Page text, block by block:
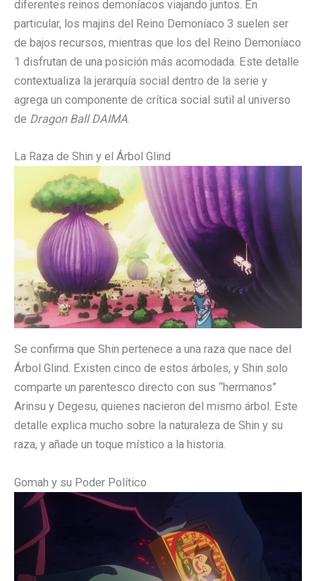
diferentes reinos demoníacos viajando juntos. En
particular, los majins del Reino Demoníaco 3 suelen ser
de bajos recursos, mientras que los del Reino Demoníaco
1 disfrutan de una posición más acomodada. Este detalle
contextualiza la jerarquía social dentro de la serie y
agrega un componente de crítica social sutil al universo
de Dragon Ball DAIMA.
La Raza de Shin y el Árbol Glind
Se confirma que Shin pertenece a una raza que nace del
Árbol Glind. Existen cinco de estos árboles, y Shin solo
comparte un parentesco directo con sus “hermanos”
Arinsu y Degesu, quienes nacieron del mismo árbol. Este
detalle explica mucho sobre la naturaleza de Shin y su
raza, y añade un toque místico a la historia.
Gomah y su Poder Político